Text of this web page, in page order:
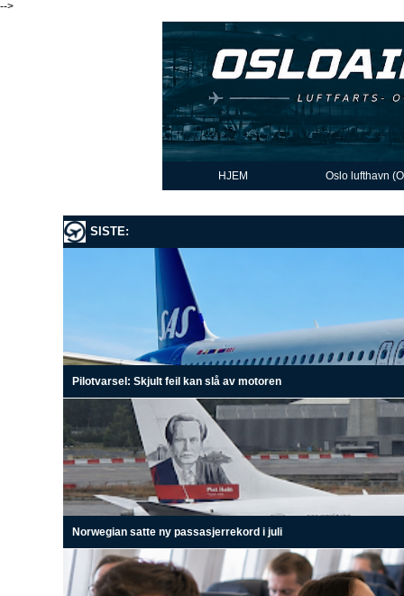
-->
HJEM Oslo lufthavn
SISTE:
Pilotvarsel: Skjult feil kan slå av motoren
Norwegian satte ny passasjerrekord i juli